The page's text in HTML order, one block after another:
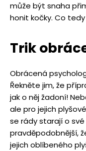
může být snaha
honit kočky. Co
Trik
Obrácená
Řekněte jim, že
jak o něj žadoní!
ale pro jejich
se rády starají o své
pravděpodobnější,
jejich oblíbeného